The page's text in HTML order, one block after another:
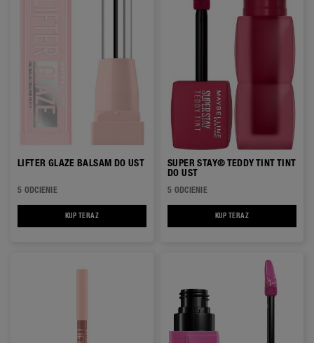
LIFTER GLAZE BALSAM DO UST
5 ODCIENIE
KUP TERAZ
SUPER STAY® TEDDY TINT TINT
DO UST
5 ODCIENIE
KUP TERAZ